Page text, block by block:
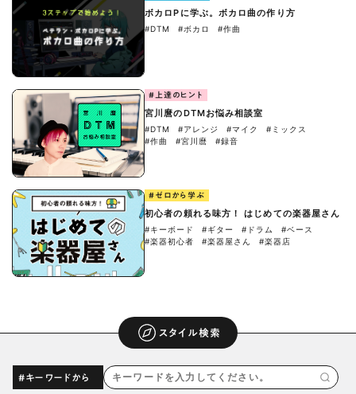
ボカロPに学ぶ。ボカロ曲の作り方
#DTM #ボカロ #作曲
#上達のヒント
宮川麿のDTMお悩み相談室
#DTM #アレンジ #マイク
#ミックス
#作曲
#宮川麿 #録音
#ゼロから学ぶ
初心者の頼れる味方！ はじめての楽器屋さん
#キーボード #ギター #ドラム
#ベース
#楽器初心者
#楽器屋さん #楽器店
スタイル検索
#キーワードから